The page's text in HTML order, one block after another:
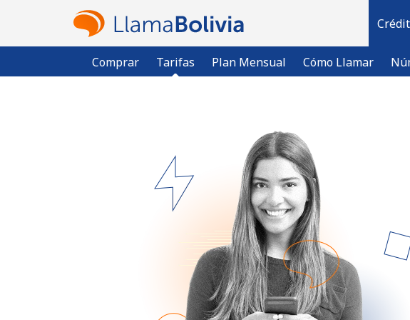
Comprar Tarifas Plan Mensual Cómo Llamar
¿Ya